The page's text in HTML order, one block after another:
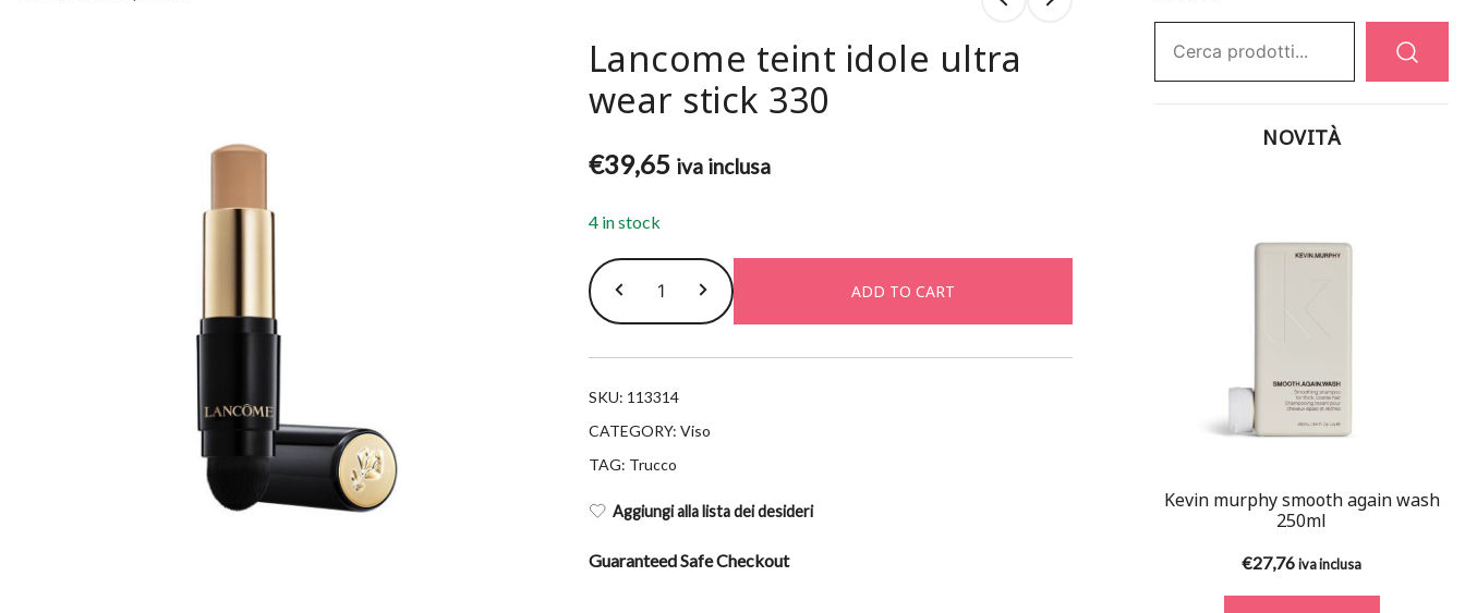
Lancome teint idole ultra
wear stick 330
€39,65 iva inclusa
4 in stock
Lancome
teint
idole
ultra
330
quantity
ADD TO CART
SKU: 113314
CATEGORY: Viso
TAG: Trucco
Aggiungi alla lista dei desideri
Guaranteed Safe Checkout
NOVITÀ
Kevin murphy smooth again wash
250ml
€27,76iva inclusa